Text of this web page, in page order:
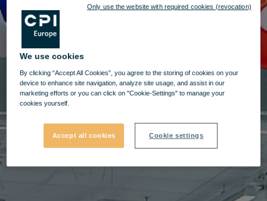
We use cookies
By clicking “Accept All Cookies”, you agree to the storing of cookies on your
device to enhance site navigation, analyze site usage, and assist in our
marketing efforts or you can click on "Cookie-Settings" to manage your
cookies yourself.
Accept all cookies Cookie settings
Only use the website with required cookies (revocation)